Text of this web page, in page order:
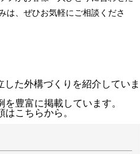
は、ぜひお気軽にご相談くださ
た外構づくりを紹介していま
豊富に掲載しています。
こちらから。